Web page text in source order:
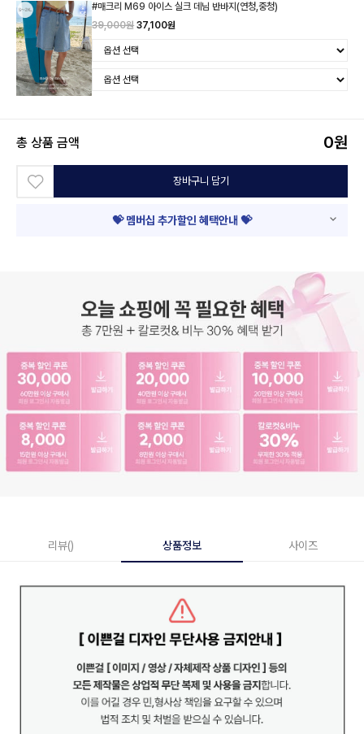
#매크리 M69 아이스 실크 데님 반바지(연청,중청)
39,000원 37,100원
총 상품 금액 0원
장바구니 담기
💝 멤버십 추가할인 혜택안내 💝
리뷰() 상품정보 사이즈